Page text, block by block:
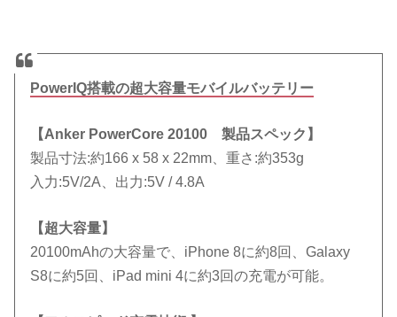
PowerIQ搭載の超大容量モバイルバッテリー
【Anker PowerCore 20100 製品スペック】
製品寸法:約166 x 58 x 22mm、重さ:約353g
入力:5V/2A、出力:5V / 4.8A
【超大容量】
20100mAhの大容量で、iPhone 8に約8回、Galaxy
S8に約5回、iPad mini 4に約3回の充電が可能。